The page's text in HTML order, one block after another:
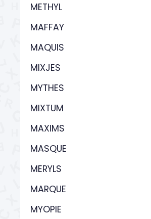
METHYL
MAFFAY
MAQUIS
MIXJES
MYTHES
MIXTUM
MAXIMS
MASQUE
MERYLS
MARQUE
MYOPIE